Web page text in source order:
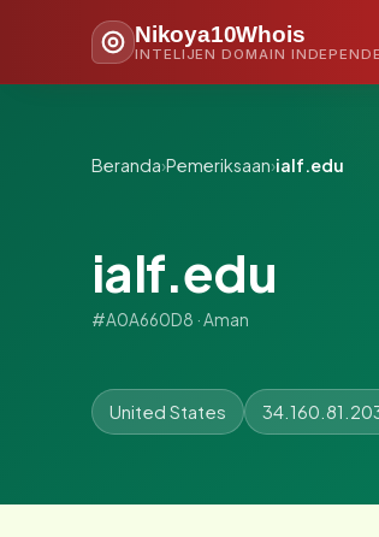
Nikoya10Whois
INTELIJEN DOMAIN
Beranda›Pemeriksaan›ialf.edu
ialf.edu
#A0A660D8 · Aman
United States